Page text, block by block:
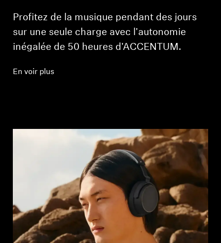
Profitez de la musique pendant des jours
sur une seule charge avec l'autonomie
inégalée de 50 heures d'ACCENTUM.
En voir plus